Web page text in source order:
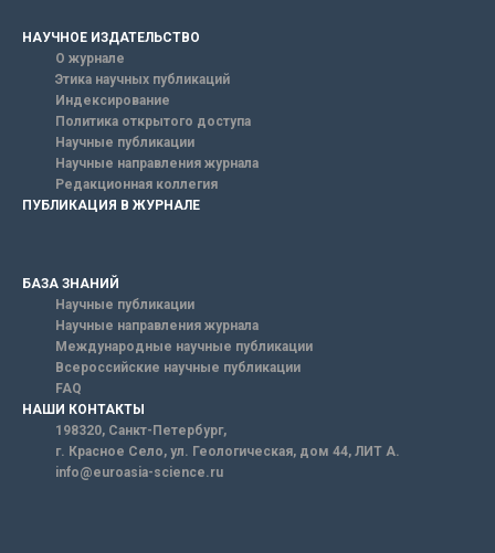
НАУЧНОЕ ИЗДАТЕЛЬСТВО
О журнале
Этика научных публикаций
Индексирование
Политика открытого доступа
Научные публикации
Научные направления журнала
Редакционная коллегия
ПУБЛИКАЦИЯ В ЖУРНАЛЕ
БАЗА ЗНАНИЙ
Научные публикации
Научные направления журнала
Международные научные публикации
Всероссийские научные публикации
FAQ
НАШИ КОНТАКТЫ
198320, Санкт-Петербург,
г. Красное Село, ул. Геологическая, дом 44, ЛИТ А.
info@euroasia-science.ru